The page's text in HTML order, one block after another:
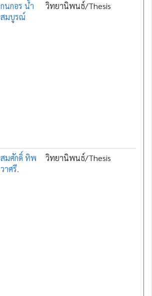
กนกอร น้ำ
สมบูรณ์
วิทยานิพนธ์/Thesis
สมศักดิ์ ทิพ
วาศรี.
วิทยานิพนธ์/Thesis